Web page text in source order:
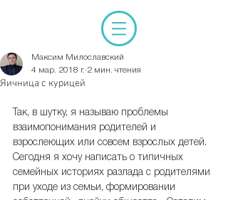
Яичница с курицей
Максим Милославский
4 мар. 2018 г. 2 мин. чтения
Так, в шутку, я называю проблемы
взаимопонимания родителей и
взрослеющих или совсем взрослых детей.
Сегодня я хочу написать о типичных
семейных историях разлада с родителями
при уходе из семьи, формировании